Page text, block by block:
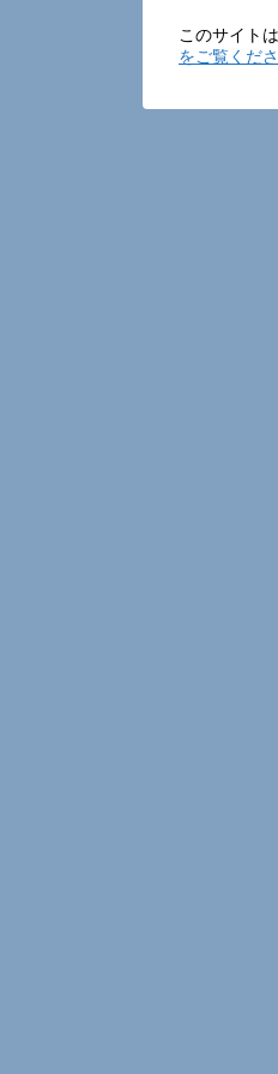
このサイト
をご覧くだ